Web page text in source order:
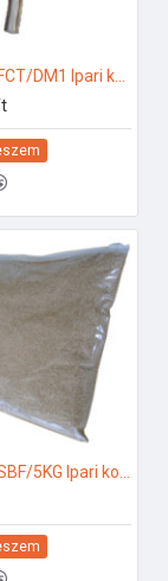
Diamond FCT/DM1 Ipari konyhai előkészítés